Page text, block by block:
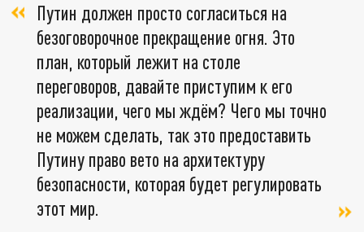
Путин должен просто согласиться на
безоговорочное прекращение огня. Это
план, который лежит на столе
переговоров, давайте приступим к его
реализации, чего мы ждём? Чего мы точно
не можем сделать, так это предоставить
Путину право вето на архитектуру
безопасности, которая будет регулировать
этот мир.